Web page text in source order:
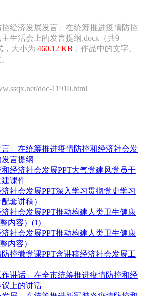
控经济发展发言」在统筹推进疫情防控
生活会上的发言提纲.docx（共9
，大小为 460.12 KB ，作品中的文字、
doc-11910.html
言」在统筹推进疫情防控和经济社会发
言提纲
经济社会发展PPT大气党建风党员干
建课件
社会发展PPT深入学习贯彻党史学习
套讲稿）
社会发展PPT推动构建人类卫生健康
内容）(1)
社会发展PPT推动构建人类卫生健康
内容）
控微党课PPT含讲稿经济社会发展工
作讲话」在全市统筹推进疫情防控和经
上的讲话